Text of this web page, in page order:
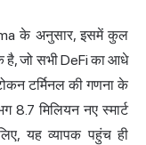
के अनुसार, इसमें कुल
है, जो सभी DeFi का आधे
टर्मिनल की गणना के
8.7 मिलियन नए स्मार्ट
यह व्यापक पहुंच ही